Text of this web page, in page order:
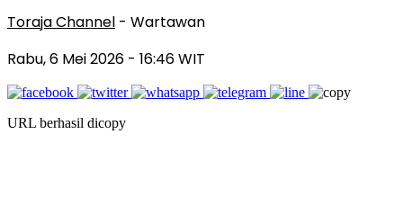
Toraja Channel - Wartawan
Rabu, 6 Mei 2026 - 16:46 WIT
URL berhasil dicopy